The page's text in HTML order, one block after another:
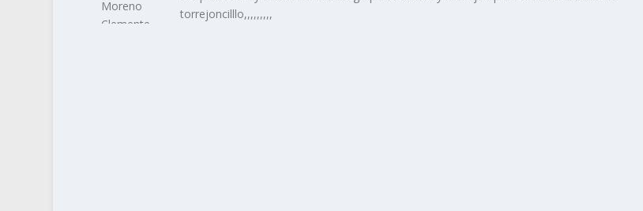
torrejoncilllo,,,,,,,,,